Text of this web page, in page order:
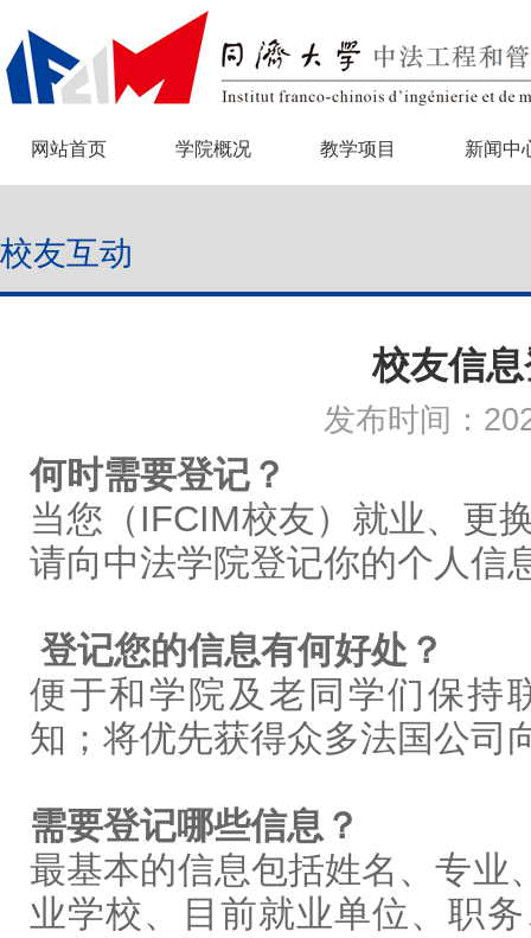
网站首页 学院概况 教学项目 新闻中
校友互动
校友信
发布时间：
何时需要登记？
当您（IFCIM校友）就业、更
请向中法学院登记你的个人信
登记您的信息有何好处？
便于和学院及老同学们保持
知；将优先获得众多法国公司
需要登记哪些信息？
最基本的信息包括姓名、专业
业学校、目前就业单位、职